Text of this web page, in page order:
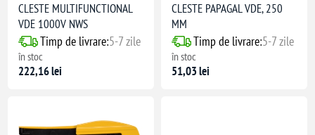
CLESTE MULTIFUNCTIONAL
VDE 1000V NWS
Timp de livrare:5-7 zile
în stoc
222,16 lei
CLESTE PAPAGAL VDE, 250
MM
Timp de livrare:5-7 zile
în stoc
51,03 lei